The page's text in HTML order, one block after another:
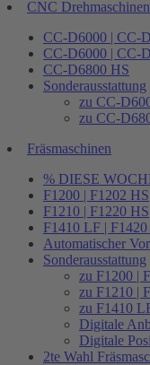
CNC Drehmaschinen
CC-D6000 | CC-
CC-D6000 | CC-
CC-D6800 HS
Sonderausstattung
zu CC-
zu CC-
Fräsmaschinen
% DIESE
F1200 | F1202 HS
F1210 | F1220 HS
F1410 LF |
Automatischer
Sonderausstattung
zu F1200 |
zu F1210 |
zu F1410
Digitale
Digitale
2te Wahl